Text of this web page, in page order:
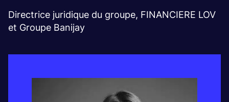
Directrice juridique du groupe, FINANCIERE LOV
et Groupe Banijay